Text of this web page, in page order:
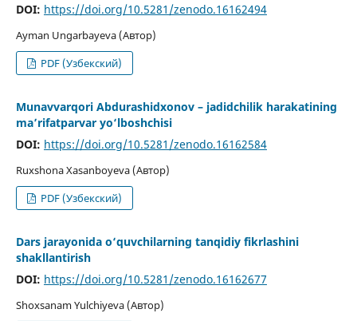
DOI: https://doi.org/10.5281/zenodo.16162494
Ayman Ungarbayeva (Автор)
PDF (Узбекский)
Munavvarqori Abdurashidxonov – jadidchilik harakatining
ma’rifatparvar yo‘lboshchisi
DOI: https://doi.org/10.5281/zenodo.16162584
Ruxshona Xasanboyeva (Автор)
PDF (Узбекский)
Dars jarayonida o‘quvchilarning tanqidiy fikrlashini
shakllantirish
DOI: https://doi.org/10.5281/zenodo.16162677
Shoxsanam Yulchiyeva (Автор)